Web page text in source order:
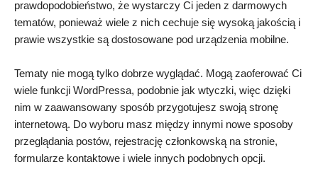
prawdopodobieństwo, że wystarczy Ci jeden z darmowych
tematów, ponieważ wiele z nich cechuje się wysoką jakością i
prawie wszystkie są dostosowane pod urządzenia mobilne.
Tematy nie mogą tylko dobrze wyglądać. Mogą zaoferować Ci
wiele funkcji WordPressa, podobnie jak wtyczki, więc dzięki
nim w zaawansowany sposób przygotujesz swoją stronę
internetową. Do wyboru masz między innymi nowe sposoby
przeglądania postów, rejestrację członkowską na stronie,
formularze kontaktowe i wiele innych podobnych opcji.